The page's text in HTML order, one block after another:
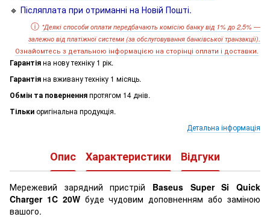
🔹 Післяплата при отриманні на Новій Пошті.
ⓘ *Деякі способи оплати передбачають комісію банку від 1% до 2,5% —
залежно від платіжної системи (за обслуговування банківської транзакції).
Ознайомтесь з детальною інформацією на сторінці оплати і доставки.
Гарантіяна нову техніку 1 рік.
Гарантіяна вживану техніку 1 місяць.
Обмін та поверненняпротягом 14 днів.
Тількиоригінальна продукція.
Детальна інформація
Опис Характеристики Відгуки
Мережевий зарядний пристрій Baseus Super Si Quick
Charger 1C 20Wбуде чудовим доповненням або заміною
вашого.